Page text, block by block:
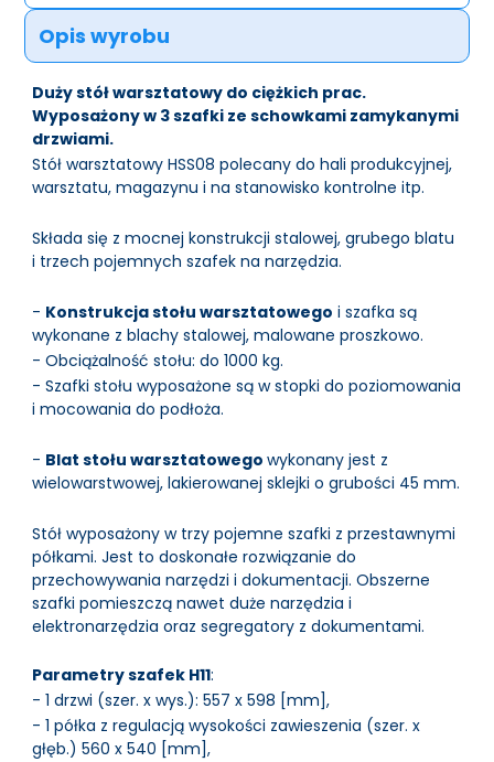
Opis wyrobu
Duży stół warsztatowy do ciężkich prac.
Wyposażony w 3 szafki ze schowkami zamykanymi
drzwiami.
Stół warsztatowy HSS08 polecany do hali produkcyjnej,
warsztatu, magazynu i na stanowisko kontrolne itp.
Składa się z mocnej konstrukcji stalowej, grubego blatu
i trzech pojemnych szafek na narzędzia.
- Konstrukcja stołu warsztatowego i szafka są
wykonane z blachy stalowej, malowane proszkowo.
- Obciążalność stołu: do 1000 kg.
- Szafki stołu wyposażone są w stopki do poziomowania
i mocowania do podłoża.
- Blat stołu warsztatowegowykonany jest z
wielowarstwowej, lakierowanej sklejki o grubości 45 mm.
Stół wyposażony w trzy pojemne szafki z przestawnymi
półkami. Jest to doskonałe rozwiązanie do
przechowywania narzędzi i dokumentacji. Obszerne
szafki pomieszczą nawet duże narzędzia i
elektronarzędzia oraz segregatory z dokumentami.
Parametry szafek H11:
- 1 drzwi (szer. x wys.): 557 x 598 [mm],
- 1 półka z regulacją wysokości zawieszenia (szer. x
głęb.) 560 x 540 [mm],